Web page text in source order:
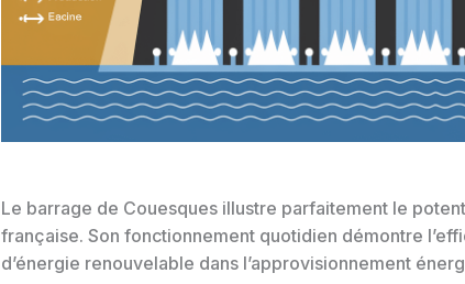
Le barrage de Couesques illustre parfaitement le
française. Son fonctionnement quotidien démontre
d’énergie renouvelable dans l’approvisionnement